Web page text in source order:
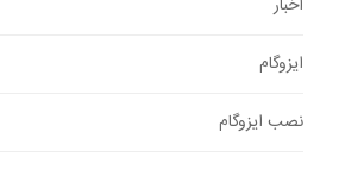
ایزوگام
نصب ایزوگام